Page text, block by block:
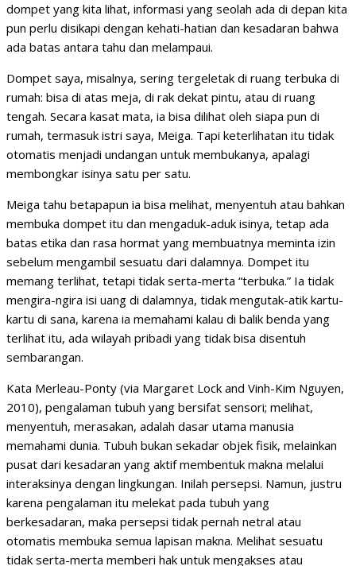
dompet yang kita lihat, informasi yang seolah ada di depan kita
pun perlu disikapi dengan kehati-hatian dan kesadaran bahwa
ada batas antara tahu dan melampaui.
Dompet saya, misalnya, sering tergeletak di ruang terbuka di
rumah: bisa di atas meja, di rak dekat pintu, atau di ruang
tengah. Secara kasat mata, ia bisa dilihat oleh siapa pun di
rumah, termasuk istri saya, Meiga. Tapi keterlihatan itu tidak
otomatis menjadi undangan untuk membukanya, apalagi
membongkar isinya satu per satu.
Meiga tahu betapapun ia bisa melihat, menyentuh atau bahkan
membuka dompet itu dan mengaduk-aduk isinya, tetap ada
batas etika dan rasa hormat yang membuatnya meminta izin
sebelum mengambil sesuatu dari dalamnya. Dompet itu
memang terlihat, tetapi tidak serta-merta “terbuka.” Ia tidak
mengira-ngira isi uang di dalamnya, tidak mengutak-atik kartu-
kartu di sana, karena ia memahami kalau di balik benda yang
terlihat itu, ada wilayah pribadi yang tidak bisa disentuh
sembarangan.
Kata Merleau-Ponty (via Margaret Lock and Vinh-Kim Nguyen,
2010), pengalaman tubuh yang bersifat sensori; melihat,
menyentuh, merasakan, adalah dasar utama manusia
memahami dunia. Tubuh bukan sekadar objek fisik, melainkan
pusat dari kesadaran yang aktif membentuk makna melalui
interaksinya dengan lingkungan. Inilah persepsi. Namun, justru
karena pengalaman itu melekat pada tubuh yang
berkesadaran, maka persepsi tidak pernah netral atau
otomatis membuka semua lapisan makna. Melihat sesuatu
tidak serta-merta memberi hak untuk mengakses atau